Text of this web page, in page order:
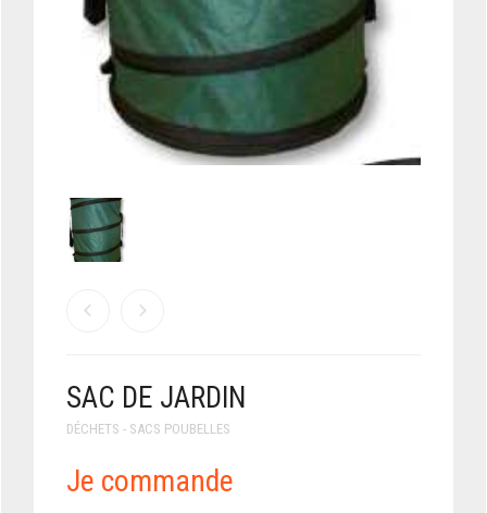
SAC DE JARDIN
DÉCHETS - SACS POUBELLES
Je commande